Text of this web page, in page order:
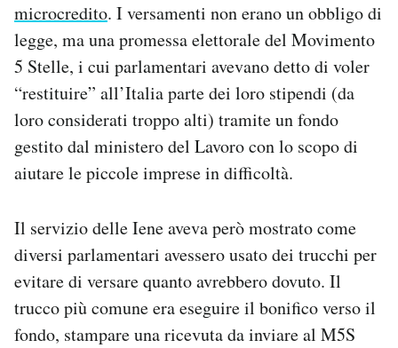
microcredito. I versamenti non erano un obbligo di
legge, ma una promessa elettorale del Movimento
5 Stelle, i cui parlamentari avevano detto di voler
“restituire” all’Italia parte dei loro stipendi (da
loro considerati troppo alti) tramite un fondo
gestito dal ministero del Lavoro con lo scopo di
aiutare le piccole imprese in difficoltà.
Il servizio delle Iene aveva però mostrato come
diversi parlamentari avessero usato dei trucchi per
evitare di versare quanto avrebbero dovuto. Il
trucco più comune era eseguire il bonifico verso il
fondo, stampare una ricevuta da inviare al M5S